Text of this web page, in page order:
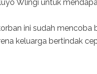
Wlingi untuk
ini sudah mencoba
keluarga bertindak